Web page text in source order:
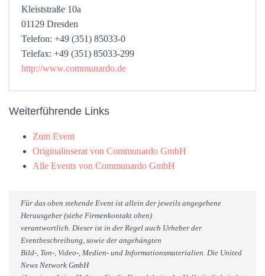
Kleiststraße 10a
01129 Dresden
Telefon: +49 (351) 85033-0
Telefax: +49 (351) 85033-299
http://www.communardo.de
Weiterführende Links
Zum Event
Originalinserat von Communardo GmbH
Alle Events von Communardo GmbH
Für das oben stehende Event ist allein der jeweils angegebene
Herausgeber (siehe Firmenkontakt oben)
verantwortlich. Dieser ist in der Regel auch Urheber der
Eventbeschreibung, sowie der angehängten
Bild-, Ton-, Video-, Medien- und Informationsmaterialien. Die United
News Network GmbH